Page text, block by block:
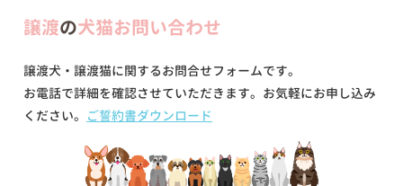
譲渡の犬猫お問い合わせ
譲渡犬・譲渡猫に関するお問合せフォームです。
お電話で詳細を確認させていただきます。お気軽にお申し込み
ください。 ご誓約書ダウンロード